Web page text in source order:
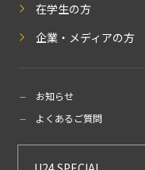
在学生の方
企業・メディアの方
お知らせ
よくあるご質問